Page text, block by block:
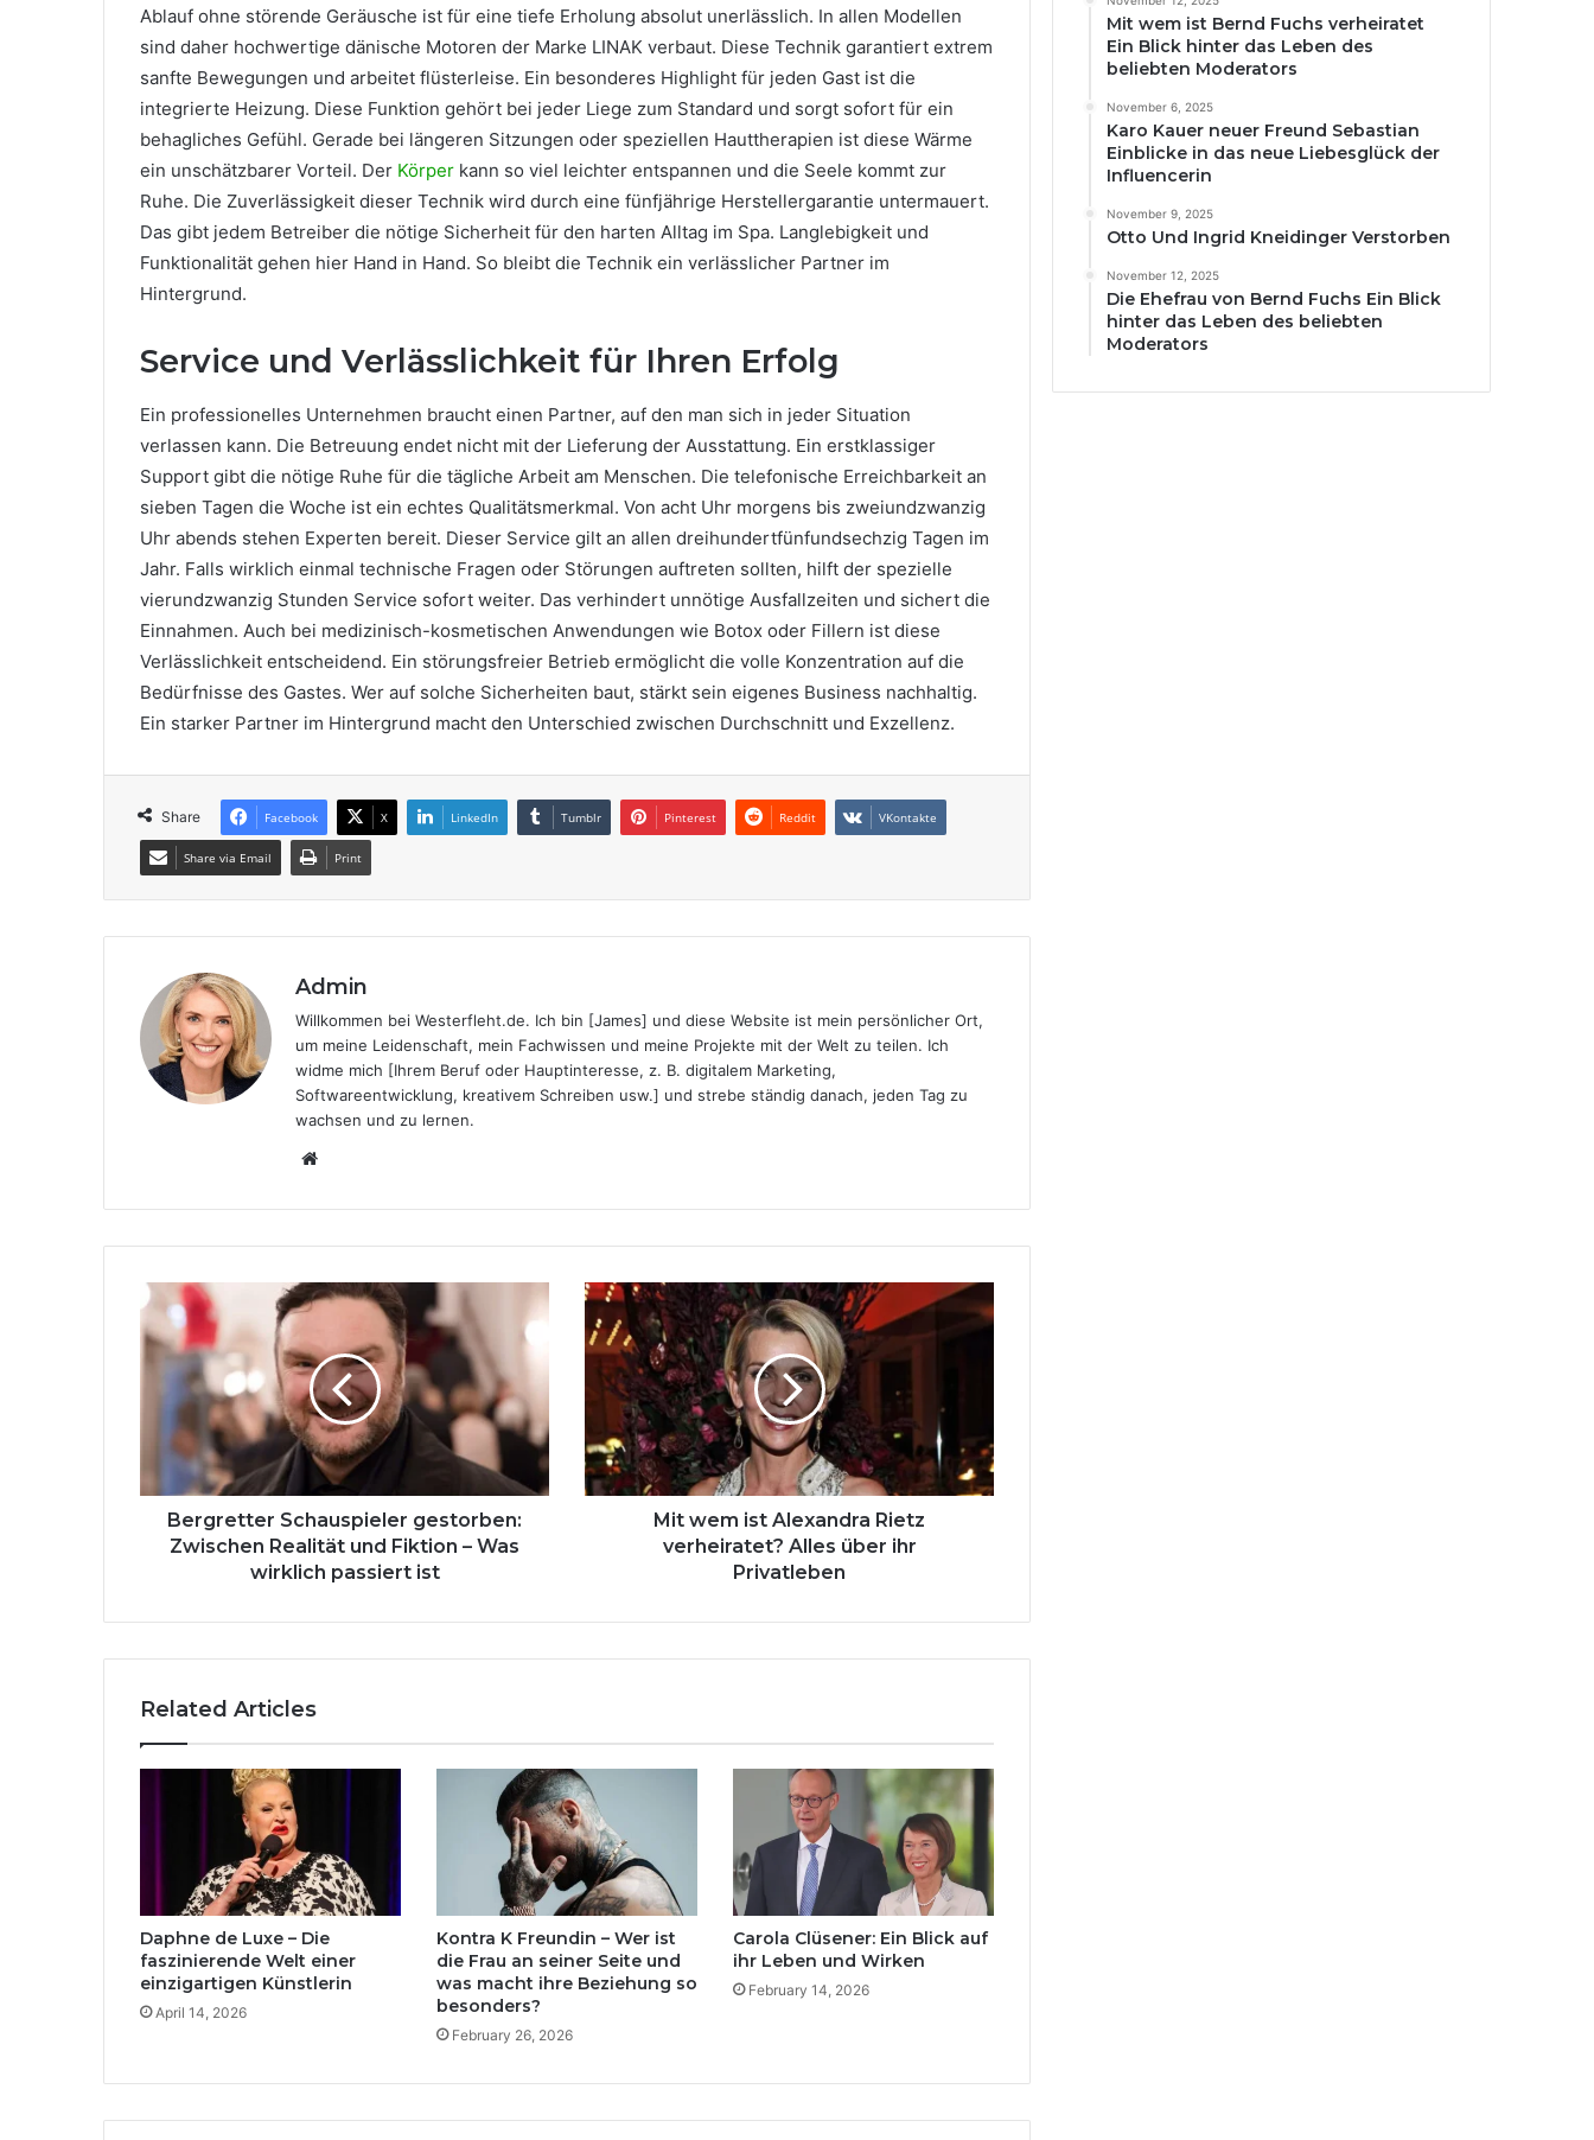
Ablauf ohne störende Geräusche ist für eine tiefe Erholung absolut unerlässlich. In allen Modellen
sind daher hochwertige dänische Motoren der Marke LINAK verbaut. Diese Technik garantiert extrem
sanfte Bewegungen und arbeitet flüsterleise. Ein besonderes Highlight für jeden Gast ist die
integrierte Heizung. Diese Funktion gehört bei jeder Liege zum Standard und sorgt sofort für ein
behagliches Gefühl. Gerade bei längeren Sitzungen oder speziellen Hauttherapien ist diese Wärme
ein unschätzbarer Vorteil. Der Körper kann so viel leichter entspannen und die Seele kommt zur
Ruhe. Die Zuverlässigkeit dieser Technik wird durch eine fünfjährige Herstellergarantie untermauert.
Das gibt jedem Betreiber die nötige Sicherheit für den harten Alltag im Spa. Langlebigkeit und
Funktionalität gehen hier Hand in Hand. So bleibt die Technik ein verlässlicher Partner im
Hintergrund.
Service und Verlässlichkeit für Ihren Erfolg
Ein professionelles Unternehmen braucht einen Partner, auf den man sich in jeder Situation
verlassen kann. Die Betreuung endet nicht mit der Lieferung der Ausstattung. Ein erstklassiger
Support gibt die nötige Ruhe für die tägliche Arbeit am Menschen. Die telefonische Erreichbarkeit an
sieben Tagen die Woche ist ein echtes Qualitätsmerkmal. Von acht Uhr morgens bis zweiundzwanzig
Uhr abends stehen Experten bereit. Dieser Service gilt an allen dreihundertfünfundsechzig Tagen im
Jahr. Falls wirklich einmal technische Fragen oder Störungen auftreten sollten, hilft der spezielle
vierundzwanzig Stunden Service sofort weiter. Das verhindert unnötige Ausfallzeiten und sichert die
Einnahmen. Auch bei medizinisch-kosmetischen Anwendungen wie Botox oder Fillern ist diese
Verlässlichkeit entscheidend. Ein störungsfreier Betrieb ermöglicht die volle Konzentration auf die
Bedürfnisse des Gastes. Wer auf solche Sicherheiten baut, stärkt sein eigenes Business nachhaltig.
Ein starker Partner im Hintergrund macht den Unterschied zwischen Durchschnitt und Exzellenz.
Share Facebook X LinkedIn Tumblr Pinterest Reddit VKontakte
Share via Email Print
Admin
Willkommen bei Westerfleht.de. Ich bin [James] und diese Website ist mein persönlicher Ort,
um meine Leidenschaft, mein Fachwissen und meine Projekte mit der Welt zu teilen. Ich
widme mich [Ihrem Beruf oder Hauptinteresse, z. B. digitalem Marketing,
Softwareentwicklung, kreativem Schreiben usw.] und strebe ständig danach, jeden Tag zu
wachsen und zu lernen.
Bergretter
Schauspieler
gestorben:
Zwischen
Realität
Was
wirklich
passiert
Bergretter Schauspieler gestorben:
Zwischen Realität und Fiktion – Was
wirklich passiert ist
Mit
wem
ist
Alexandra
Rietz
verheiratet?
Alles
über
ihr
PrivatlebenMit wem ist Alexandra Rietz
verheiratet? Alles über ihr
Privatleben
Related Articles
Daphne de Luxe – Die
faszinierende Welt einer
einzigartigen Künstlerin
April 14, 2026
Kontra K Freundin – Wer ist
die Frau an seiner Seite und
was macht ihre Beziehung so
besonders?
February 26, 2026
Carola Clüsener: Ein Blick auf
ihr Leben und Wirken
February 14, 2026
Mit wem ist Bernd Fuchs verheiratet
Ein Blick hinter das Leben des
beliebten Moderators
November 6, 2025
Karo Kauer neuer Freund Sebastian
Einblicke in das neue Liebesglück der
Influencerin
November 9, 2025
Otto Und Ingrid Kneidinger Verstorben
November 12, 2025
Die Ehefrau von Bernd Fuchs Ein Blick
hinter das Leben des beliebten
Moderators